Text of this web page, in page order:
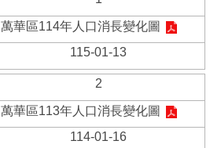
萬華區114年人口消長變化圖
115-01-13
2
萬華區113年人口消長變化圖
114-01-16